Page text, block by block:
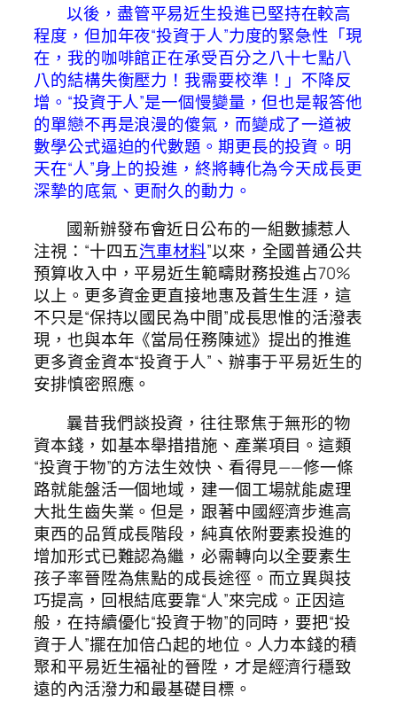
以後，盡管平易近生投進已堅持在較高
程度，但加年夜“投資于人”力度的緊急性「現
在，我的咖啡館正在承受百分之八十七點八
八的結構失衡壓力！我需要校準！」不降反
增。“投資于人”是一個慢變量，但也是報答他
的單戀不再是浪漫的傻氣，而變成了一道被
數學公式逼迫的代數題。期更長的投資。明
天在“人”身上的投進，終將轉化為今天成長更
深摯的底氣、更耐久的動力。
國新辦發布會近日公布的一組數據惹人
注視：“十四五汽車材料”以來，全國普通公共
預算收入中，平易近生範疇財務投進占70%
以上。更多資金更直接地惠及蒼生生涯，這
不只是“保持以國民為中間”成長思惟的活潑表
現，也與本年《當局任務陳述》提出的推進
更多資金資本“投資于人”、辦事于平易近生的
安排慎密照應。
曩昔我們談投資，往往聚焦于無形的物
資本錢，如基本舉措措施、產業項目。這類
“投資于物”的方法生效快、看得見——修一條
路就能盤活一個地域，建一個工場就能處理
大批生齒失業。但是，跟著中國經濟步進高
東西的品質成長階段，純真依附要素投進的
增加形式已難認為繼，必需轉向以全要素生
孩子率晉陞為焦點的成長途徑。而立異與技
巧提高，回根結底要靠“人”來完成。正因這
般，在持續優化“投資于物”的同時，要把“投
資于人”擺在加倍凸起的地位。人力本錢的積
聚和平易近生福祉的晉陞，才是經濟行穩致
遠的內活潑力和最基礎目標。